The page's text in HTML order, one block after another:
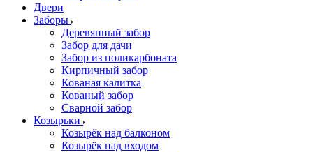
Двери
Заборы
Деревянный забор
Забор для дачи
Забор из поликарбоната
Кирпичный забор
Кованая калитка
Кованый забор
Сварной забор
Козырьки
Козырёк над балконом
Козырёк над входом